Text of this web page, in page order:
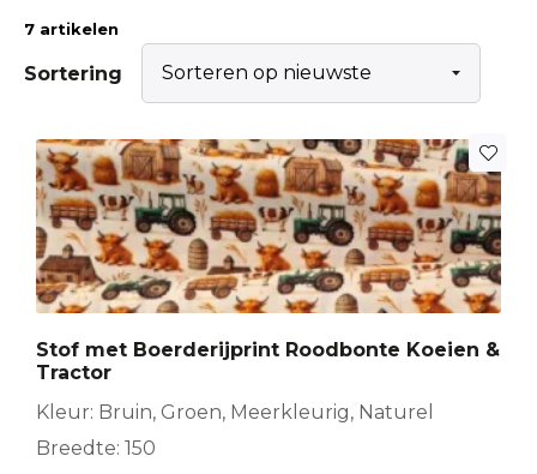
7 artikelen
Sortering
Stof met Boerderijprint Roodbonte Koeien &
Tractor
Kleur: Bruin, Groen, Meerkleurig, Naturel
Breedte: 150